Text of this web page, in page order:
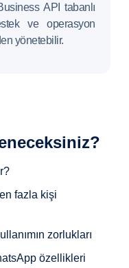
API tabanlı
ve operasyon
yönetebilir.
fazla kişi
zorlukları
özellikleri